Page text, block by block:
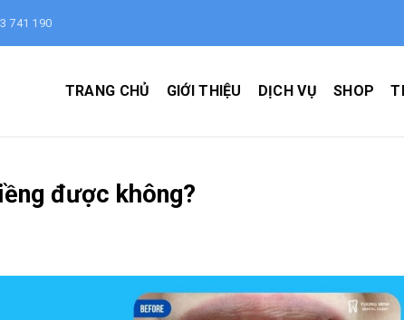
741 190
TRANG CHỦ GIỚI THIỆU DỊCH VỤ SHOP
được không?